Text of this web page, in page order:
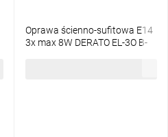
Oprawa ścienno-sufitowa E14
3x max 8W DERATO EL-3O B-